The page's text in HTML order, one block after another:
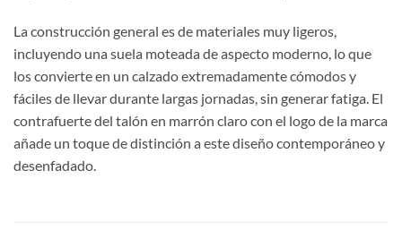
La construcción general es de materiales muy ligeros,
incluyendo una suela moteada de aspecto moderno, lo que
los convierte en un calzado extremadamente cómodos y
fáciles de llevar durante largas jornadas, sin generar fatiga. El
contrafuerte del talón en marrón claro con el logo de la marca
añade un toque de distinción a este diseño contemporáneo y
desenfadado.